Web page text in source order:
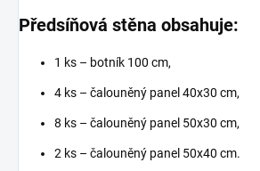
Předsíňová stěna obsahuje:
1 ks – botník 100 cm,
4 ks – čalouněný panel 40x30 cm,
8 ks – čalouněný panel 50x30 cm,
2 ks – čalouněný panel 50x40 cm.